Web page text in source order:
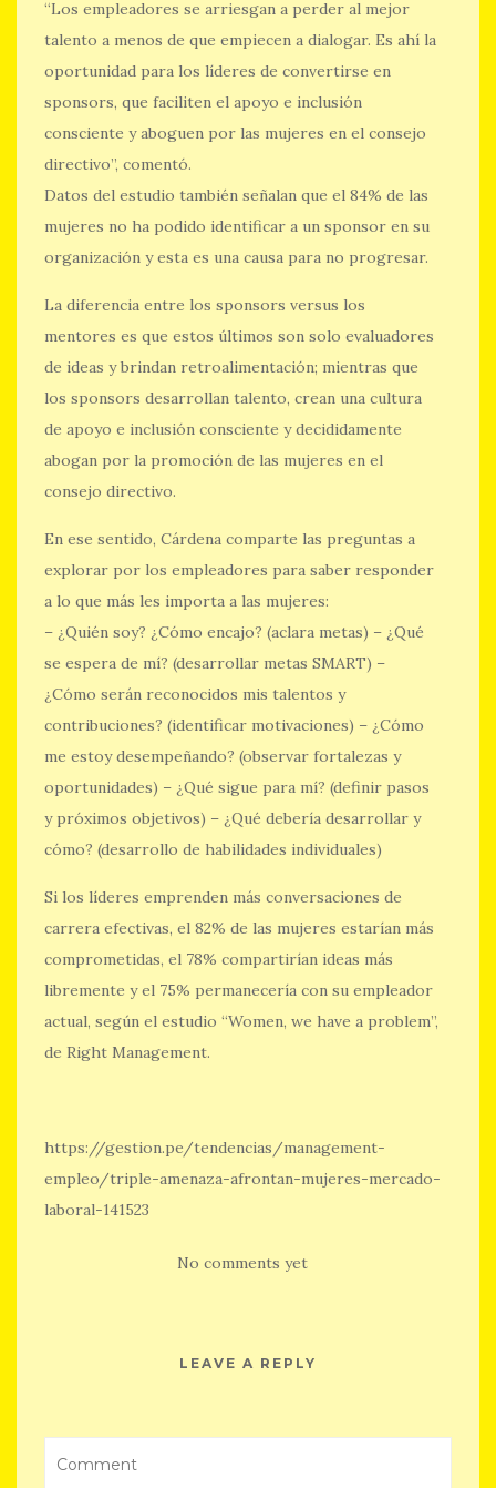
“Los empleadores se arriesgan a perder al mejor
talento a menos de que empiecen a dialogar. Es ahí la
oportunidad para los líderes de convertirse en
sponsors, que faciliten el apoyo e inclusión
consciente y aboguen por las mujeres en el consejo
directivo”, comentó.
Datos del estudio también señalan que el 84% de las
mujeres no ha podido identificar a un sponsor en su
organización y esta es una causa para no progresar.
La diferencia entre los sponsors versus los
mentores es que estos últimos son solo evaluadores
de ideas y brindan retroalimentación; mientras que
los sponsors desarrollan talento, crean una cultura
de apoyo e inclusión consciente y decididamente
abogan por la promoción de las mujeres en el
consejo directivo.
En ese sentido, Cárdena comparte las preguntas a
explorar por los empleadores para saber responder
a lo que más les importa a las mujeres:
– ¿Quién soy? ¿Cómo encajo? (aclara metas) – ¿Qué
se espera de mí? (desarrollar metas SMART) –
¿Cómo serán reconocidos mis talentos y
contribuciones? (identificar motivaciones) – ¿Cómo
me estoy desempeñando? (observar fortalezas y
oportunidades) – ¿Qué sigue para mí? (definir pasos
y próximos objetivos) – ¿Qué debería desarrollar y
cómo? (desarrollo de habilidades individuales)
Si los líderes emprenden más conversaciones de
carrera efectivas, el 82% de las mujeres estarían más
comprometidas, el 78% compartirían ideas más
libremente y el 75% permanecería con su empleador
actual, según el estudio “Women, we have a problem”,
de Right Management.
https://gestion.pe/tendencias/management-
empleo/triple-amenaza-afrontan-mujeres-mercado-
laboral-141523
No comments yet
LEAVE A REPLY